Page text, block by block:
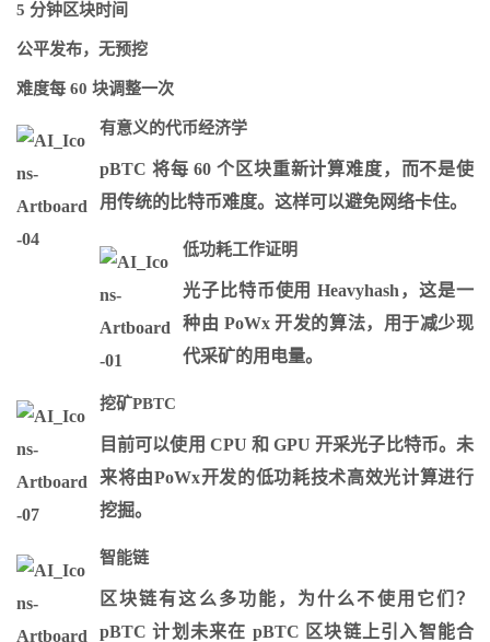
5 分钟区块时间
公平发布，无预挖
难度每 60 块调整一次
有意义的代币经济学
pBTC 将每 60 个区块重新计算难度，而不是使
用传统的比特币难度。这样可以避免网络卡住。
低功耗工作证明
光子比特币使用 Heavyhash，这是一
种由 PoWx 开发的算法，用于减少现
代采矿的用电量。
挖矿PBTC
目前可以使用 CPU 和 GPU 开采光子比特币。未
来将由PoWx开发的低功耗技术高效光计算进行
挖掘。
智能链
区块链有这么多功能，为什么不使用它们？
pBTC 计划未来在 pBTC 区块链上引入智能合